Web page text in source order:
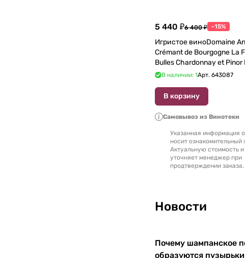
5 440 ₽6 400 ₽ -15%
Игристое виноDomaine
Crémant de Bourgogne La
Bulles Chardonnay et Pinor
750 мл
В наличии: 1Арт. 643087
В корзину
Самовывоз из Винотеки
Указанная информация
носит ознакомительный
Актуальную стоимость
уточняет менеджер при
продтверждении заказа.
Новости
Почему шампанское
образуются пузырьки